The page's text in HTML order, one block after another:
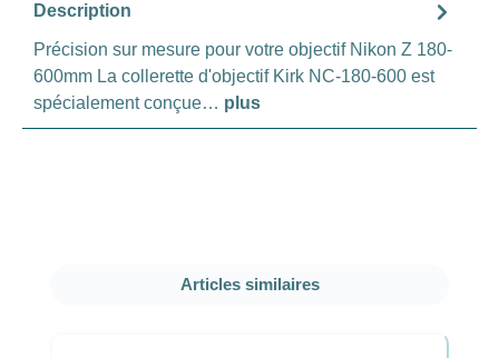
Description
Précision sur mesure pour votre objectif Nikon Z 180-
600mm La collerette d'objectif Kirk NC-180-600 est
spécialement conçue… plus
Ignorer la galerie de produits
Articles similaires